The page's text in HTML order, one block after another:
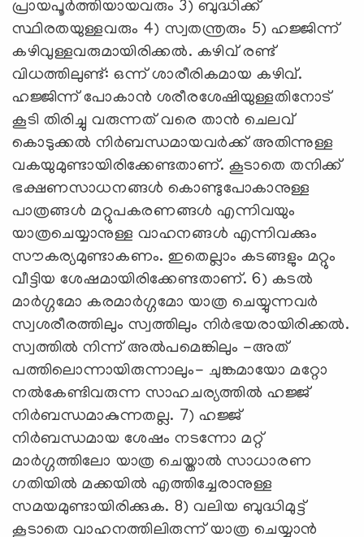
പ്രായപൂര്‍ത്തിയായവരും 3) ബുദ്ധിക്ക്
സ്ഥിരതയുള്ളവരും 4) സ്വതന്ത്രരും 5) ഹജ്ജിന്ന്
കഴിവുള്ളവരുമായിരിക്കല്‍. കഴിവ് രണ്ട്
വിധത്തിലുണ്ട്: ഒന്ന് ശാരീരികമായ കഴിവ്.
ഹജ്ജിന്ന് പോകാന്‍ ശരീരശേഷിയുള്ളതിനോട്
കൂടി തിരിച്ചു വരുന്നത് വരെ താന്‍ ചെലവ്
കൊടുക്കല്‍ നിര്‍ബന്ധമായവര്‍ക്ക് അതിന്നുള്ള
വകയുമുണ്ടായിരിക്കേണ്ടതാണ്. കൂടാതെ തനിക്ക്
ഭക്ഷണസാധനങ്ങള്‍ കൊണ്ടുപോകാനുള്ള
പാത്രങ്ങള്‍ മറ്റുപകരണങ്ങള്‍ എന്നിവയും
യാത്രചെയ്യാനുള്ള വാഹനങ്ങള്‍ എന്നിവക്കും
സൗകര്യമുണ്ടാകണം. ഇതെല്ലാം കടങ്ങളും മറ്റും
വീട്ടിയ ശേഷമായിരിക്കേണ്ടതാണ്. 6) കടല്‍
മാര്‍ഗ്ഗമോ കരമാര്‍ഗ്ഗമോ യാത്ര ചെയ്യുന്നവര്‍
സ്വശരീരത്തിലും സ്വത്തിലും നിര്‍ഭയരായിരിക്കല്‍.
സ്വത്തില്‍ നിന്ന് അല്‍പമെങ്കിലും -അത്
പത്തിലൊന്നായിരുന്നാലും- ചുങ്കമായോ മറ്റോ
നല്‍കേണ്ടിവരുന്ന സാഹചര്യത്തില്‍ ഹജ്ജ്
നിര്‍ബന്ധമാകുന്നതല്ല. 7) ഹജ്ജ്
നിര്‍ബന്ധമായ ശേഷം നടന്നോ മറ്റ്
മാര്‍ഗ്ഗത്തിലോ യാത്ര ചെയ്താല്‍ സാധാരണ
ഗതിയില്‍ മക്കയില്‍ എത്തിച്ചേരാനുള്ള
സമയമുണ്ടായിരിക്കുക. 8) വലിയ ബുദ്ധിമുട്ട്
കൂടാതെ വാഹനത്തിലിരുന്ന് യാത്ര ചെയ്യാന്‍